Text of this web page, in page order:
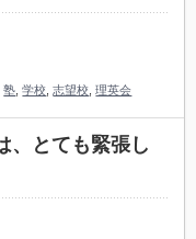
,塾 ,学校 ,志望校 ,理英会
、とても緊張し